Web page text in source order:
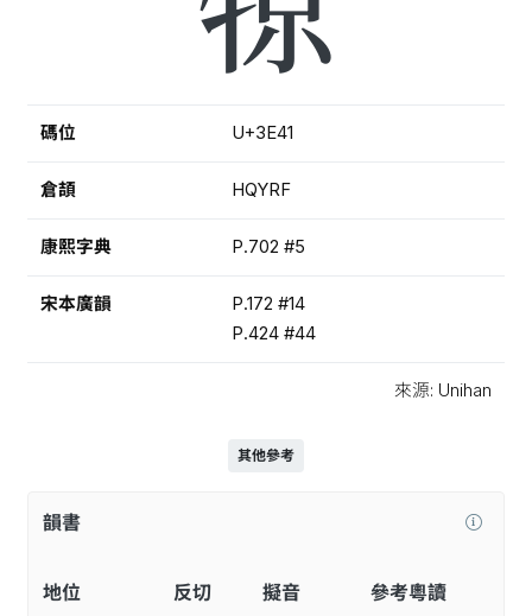
碼位 U+3E41
倉頡 HQYRF
康熙字典 P.702 #5
宋本廣韻
P.172 #14
P.424 #44
來源: Unihan
其他參考
韻書
地位 反切 擬音 參考粵讀